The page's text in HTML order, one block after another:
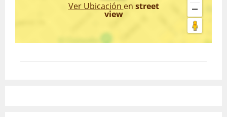
Ver Ubicación en street
view